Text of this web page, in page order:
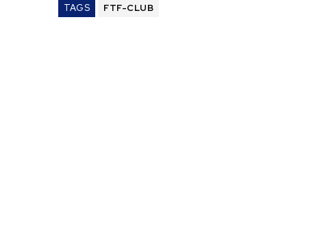
TAGS FTF-CLUB